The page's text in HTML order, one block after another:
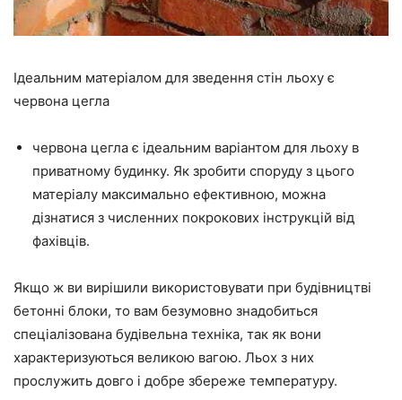
Ідеальним матеріалом для зведення стін льоху є
червона цегла
червона цегла є ідеальним варіантом для льоху в
приватному будинку. Як зробити споруду з цього
матеріалу максимально ефективною, можна
дізнатися з численних покрокових інструкцій від
фахівців.
Якщо ж ви вирішили використовувати при будівництві
бетонні блоки, то вам безумовно знадобиться
спеціалізована будівельна техніка, так як вони
характеризуються великою вагою. Льох з них
прослужить довго і добре збереже температуру.